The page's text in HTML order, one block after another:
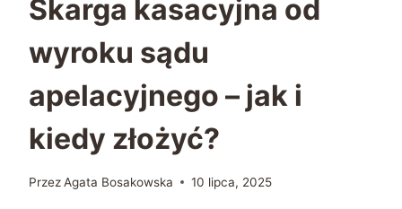
Skarga kasacyjna od
wyroku sądu
apelacyjnego – jak i
kiedy złożyć?
PrzezAgata Bosakowska 10 lipca, 2025